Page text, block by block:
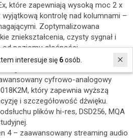
które zapewniają wysoką moc 2 x
wyjątkową kontrolę nad kolumnami –
Zoptymalizowana
zniekształcenia, czysty sygnał i
od poziomu głośności.
Sabre ES9018K2M
cyfrowo-analogowy
który zapewnia wyższą
i szczegółowość dźwięku.
plików hi-res, DSD256, MQA
4 – zaawansowany streaming audio
interesuje się 6osób.